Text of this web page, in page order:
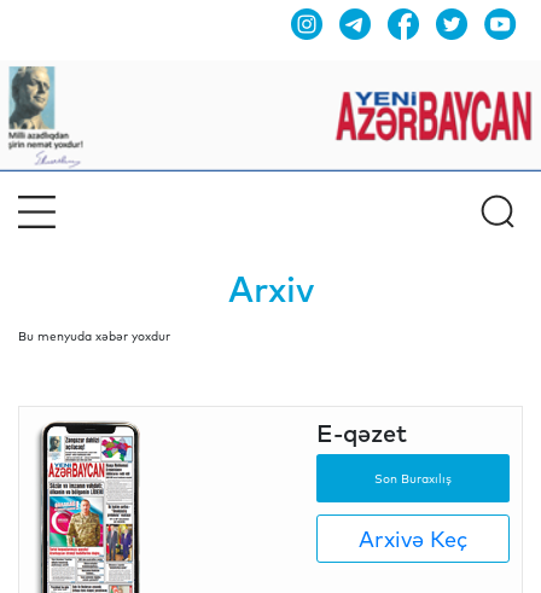
Arxiv
Bu menyuda xəbər yoxdur
E-qəzet
Son Buraxılış
Arxivə Keç